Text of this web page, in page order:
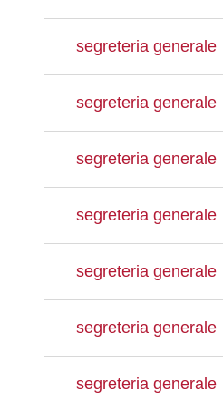
segreteria generale
segreteria generale
segreteria generale
segreteria generale
segreteria generale
segreteria generale
segreteria generale